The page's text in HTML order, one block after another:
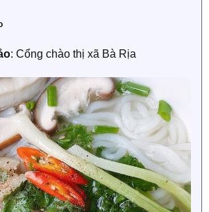
: Cổng chào thị xã Bà Rịa